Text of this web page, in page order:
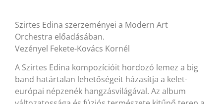
Szirtes Edina szerzeményei a Modern Art
Orchestra előadásában.
Vezényel Fekete-Kovács Kornél
A Szirtes Edina kompozícióit hordozó lemez a big
band határtalan lehetőségeit házasítja a kelet-
európai népzenék hangzásvilágával. Az album